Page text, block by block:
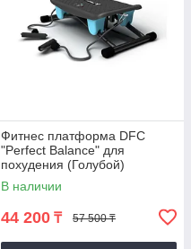
Фитнес платформа DFC
"Perfect Balance" для
похудения (Голубой)
В наличии
44 200 ₸ 57 500 ₸